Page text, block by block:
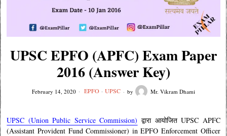
UPSC EPFO (APFC) Exam Paper
2016 (Answer Key)
February 14, 2020 EPFO · UPSC by Mr. Vikram Dhami
UPSC (Union Public Service Commission) द्वारा आयोजित UPSC APFC
(Assistant Provident Fund Commissioner) in EPFO Enforcement Officer